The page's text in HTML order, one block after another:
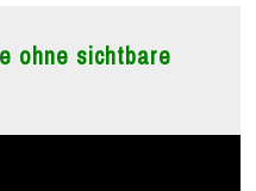
ohne sichtbare